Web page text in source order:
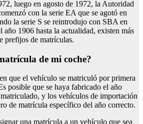
luego en agosto de 1972, la Autoridad
con la serie EA que se agotó en
la serie S se reintrodujo con SBA en
año 1906 hasta la actualidad, existen más
prefijos de matrículas.
matrícula de mi coche?
que el vehículo se matriculó por primera
posible que se haya fabricado el año
y los vehículos de importación
de matrícula específico del año correcto.
una matrícula a un vehículo que sea